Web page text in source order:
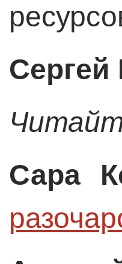
Сергей
Сара